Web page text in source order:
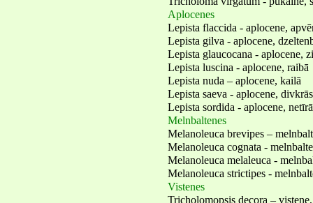
Aplocenes
Lepista flaccida - aplocene,
Lepista gilva - aplocene,
Lepista glaucocana - aplocene,
Lepista luscina - aplocene, raibā
Lepista nuda – aplocene, kailā
Lepista saeva - aplocene,
Lepista sordida - aplocene, netīrā
Melnbaltenes
Melanoleuca brevipes –
Melanoleuca cognata -
Melanoleuca melaleuca -
Melanoleuca strictipes -
Vistenes
Tricholomopsis decora –